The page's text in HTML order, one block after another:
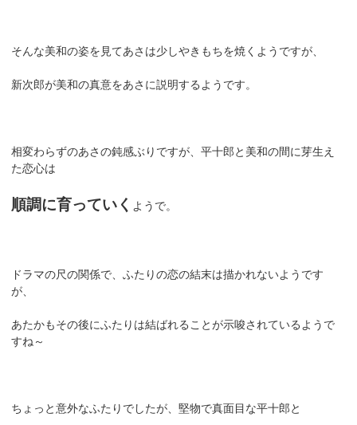
そんな美和の姿を見てあさは少しやきもちを焼くようですが、
新次郎が美和の真意をあさに説明するようです。
相変わらずのあさの鈍感ぶりですが、平十郎と美和の間に芽生え
た恋心は
順調に育っていく ようで。
ドラマの尺の関係で、ふたりの恋の結末は描かれないようです
が、
あたかもその後にふたりは結ばれることが示唆されているようで
すね～
ちょっと意外なふたりでしたが、堅物で真面目な平十郎と